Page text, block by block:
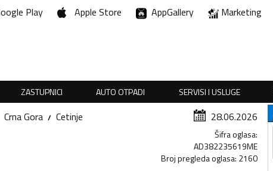
Play Apple Store AppGallery Marketing
ZASTUPNICI AUTO OTPADI SERVISI I USLUGE
Crna Gora Cetinje 28.06.2026
Šifra oglasa:
AD382235619ME
Broj pregleda oglasa: 2160